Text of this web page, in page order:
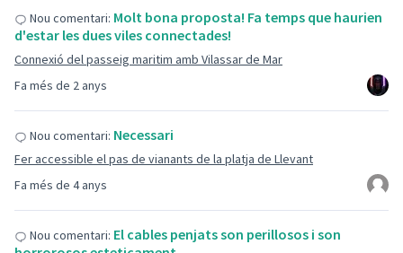
Fa més de 2 anys
Nou comentari: Molt bona proposta! Fa temps que haurien
d'estar les dues viles connectades!
Connexió del passeig maritim amb Vilassar de Mar
Fa més de 4 anys
Nou comentari: Necessari
Fer accessible el pas de vianants de la platja de Llevant
Nou comentari: El cables penjats son perillosos i son